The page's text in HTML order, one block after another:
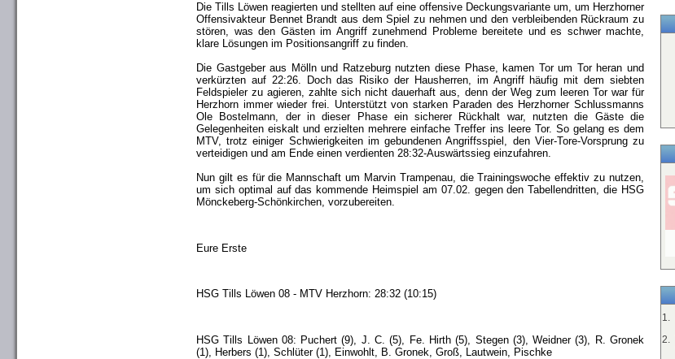
Die Tills Löwen reagierten und stellten auf eine offensive Deckungsvariante um, um Herzhorner
Offensivakteur Bennet Brandt aus dem Spiel zu nehmen und den verbleibenden Rückraum zu
stören, was den Gästen im Angriff zunehmend Probleme bereitete und es schwer machte,
klare Lösungen im Positionsangriff zu finden.
Die Gastgeber aus Mölln und Ratzeburg nutzten diese Phase, kamen Tor um Tor heran und
verkürzten auf 22:26. Doch das Risiko der Hausherren, im Angriff häufig mit dem siebten
Feldspieler zu agieren, zahlte sich nicht dauerhaft aus, denn der Weg zum leeren Tor war für
Herzhorn immer wieder frei. Unterstützt von starken Paraden des Herzhorner Schlussmanns
Ole Bostelmann, der in dieser Phase ein sicherer Rückhalt war, nutzten die Gäste die
Gelegenheiten eiskalt und erzielten mehrere einfache Treffer ins leere Tor. So gelang es dem
MTV, trotz einiger Schwierigkeiten im gebundenen Angriffsspiel, den Vier-Tore-Vorsprung zu
verteidigen und am Ende einen verdienten 28:32-Auswärtssieg einzufahren.
Nun gilt es für die Mannschaft um Marvin Trampenau, die Trainingswoche effektiv zu nutzen,
um sich optimal auf das kommende Heimspiel am 07.02. gegen den Tabellendritten, die HSG
Mönckeberg-Schönkirchen, vorzubereiten.
Eure Erste
HSG Tills Löwen 08 - MTV Herzhorn: 28:32 (10:15)
HSG Tills Löwen 08: Puchert (9), J. C. (5), Fe. Hirth (5), Stegen (3), Weidner (3), R. Gronek
(1), Herbers (1), Schlüter (1), Einwohlt, B. Gronek, Groß, Lautwein, Pischke
1.
2.